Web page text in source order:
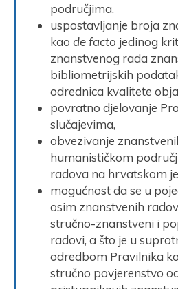
područjima,
uspostavljanje broja
kao de facto jedinog
znanstvenog rada
bibliometrijskih
odrednica kvalitete
povratno djelovanje
slučajevima,
obvezivanje
humanističkom
radova na hrvatskom
mogućnost da se u
osim znanstvenih
stručno-znanstveni i
radovi, a što je u
odredbom Pravilnika
stručno povjerenstvo